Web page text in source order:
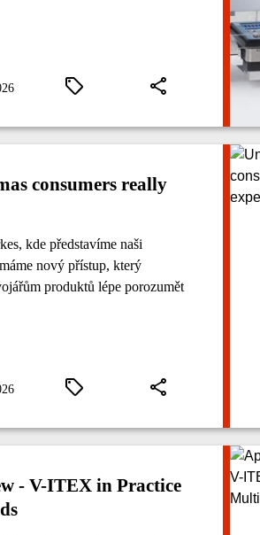
consumers really
kde představíme naši
nový přístup, který
produktů lépe porozumět
- V-ITEX in Practice